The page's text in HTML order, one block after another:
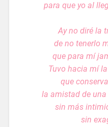
para que yo al
Ay no diré la
de no tenerlo
que para mí
Tuvo hacia mí
que
la amistad de
sin más
sin